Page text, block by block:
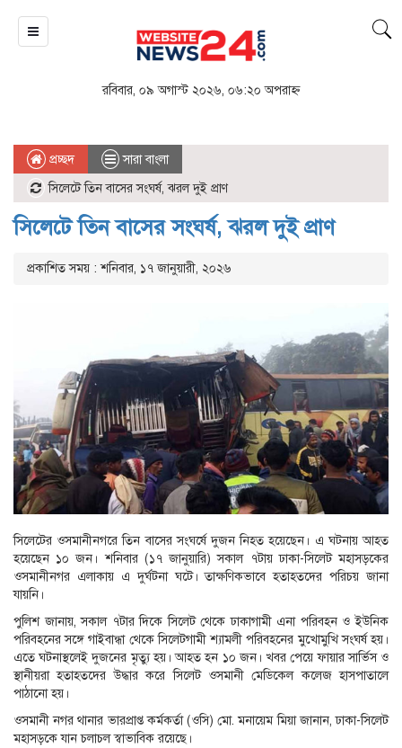
রবিবার, ০৯ অগাস্ট ২০২৬, ০৬:২০ অপরাহ্ন
প্রচ্ছদ
সারা বাংলা
সিলেটে তিন বাসের সংঘর্ষ, ঝরল দুই প্রাণ
সিলেটে তিন বাসের সংঘর্ষ, ঝরল দুই প্রাণ
প্রকাশিত সময় : শনিবার, ১৭ জানুয়ারী, ২০২৬
সিলেটের ওসমানীনগরে তিন বাসের সংঘর্ষে দুজন নিহত হয়েছেন। এ ঘটনায় আহত
হয়েছেন ১০ জন। শনিবার (১৭ জানুয়ারি) সকাল ৭টায় ঢাকা-সিলেট মহাসড়কের
ওসমানীনগর এলাকায় এ দুর্ঘটনা ঘটে। তাক্ষণিকভাবে হতাহতদের পরিচয় জানা
যায়নি।
পুলিশ জানায়, সকাল ৭টার দিকে সিলেট থেকে ঢাকাগামী এনা পরিবহন ও ইউনিক
পরিবহনের সঙ্গে গাইবান্ধা থেকে সিলেটগামী শ্যামলী পরিবহনের মুখোমুখি সংঘর্ষ হয়।
এতে ঘটনাস্থলেই দুজনের মৃত্যু হয়। আহত হন ১০ জন। খবর পেয়ে ফায়ার সার্ভিস ও
স্থানীয়রা হতাহতদের উদ্ধার করে সিলেট ওসমানী মেডিকেল কলেজ হাসপাতালে
পাঠানো হয়।
ওসমানী নগর থানার ভারপ্রাপ্ত কর্মকর্তা (ওসি) মো. মনায়েম মিয়া জানান, ঢাকা-সিলেট
মহাসড়কে যান চলাচল স্বাভাবিক রয়েছে।